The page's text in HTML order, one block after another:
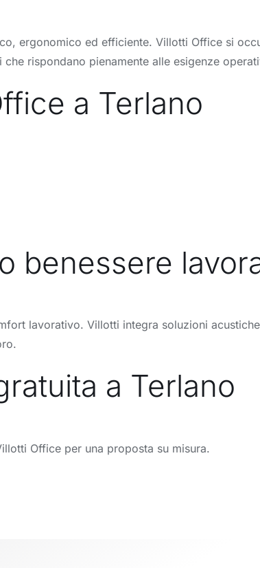
ergonomico ed efficiente. Villotti Office si
rispondano pienamente alle esigenze
a Terlano
benessere
lavorativo. Villotti integra soluzioni
a Terlano
Office per una proposta su misura.